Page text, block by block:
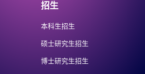
招生
本科生招生
硕士研究生招生
博士研究生招生